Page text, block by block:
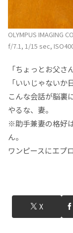
OLYMPUS IMAGING
f/7.1, 1/15 sec,
「ちょっとお父さ
「いいじゃないか
こんな会話が脳裏
やるな、妻。
※助手兼妻の格好
ん。
ワンピースにエプ
X